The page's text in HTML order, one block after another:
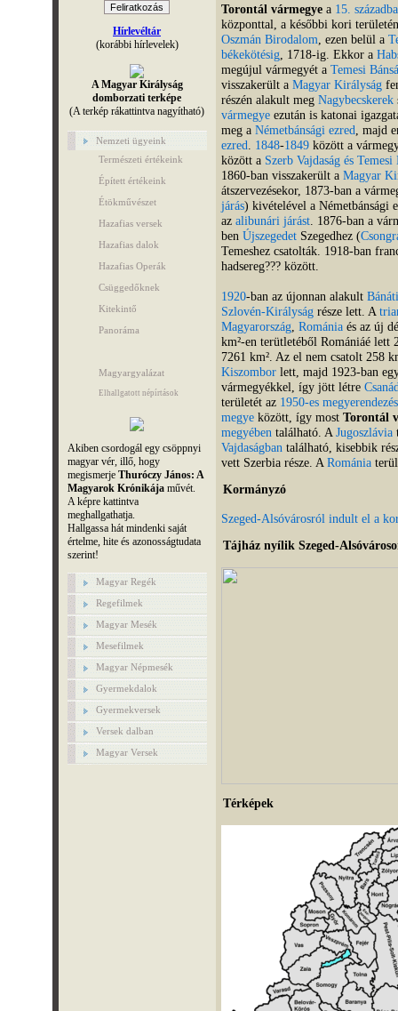
Hírlevéltár
(korábbi hírlevelek)
A Magyar Királyság
domborzati terképe
(A terkép rákattintva nagyítható)
Nemzeti ügyeink
Természeti értékeink
Épített értékeink
Étökművészet
Hazafias versek
Hazafias dalok
Hazafias Operák
Csüggedőknek
Kitekintő
Panoráma
Magyargyalázat
Elhallgatott népírtások
Akiben csordogál egy csöppnyi
magyar vér, illő, hogy
megismerje Thuróczy János: A
Magyarok Krónikájaművét.
A képre kattintva
meghallgathatja.
Hallgassa hát mindenki saját
értelme, hite és azonosságtudata
szerint!
Magyar Regék
Regefilmek
Magyar Mesék
Mesefilmek
Magyar Népmesék
Gyermekdalok
Gyermekversek
Versek dalban
Magyar Versek
Torontál vármegyea 15.
központtal, a későbbi kori
Oszmán Birodalom , ezen belül a
békekötésig, 1718-ig. Ekkor a
megújul vármegyét a Temesi
visszakerült a Magyar Királyság
részén alakult meg Nagybecskerek
vármegyeezután is katonai
meg a Németbánsági ezred , majd
ezred
1848-1849között a
között a Szerb Vajdaság és Temesi
1860-ban visszakerült a Magyar
átszervezésekor, 1873-ban a
járás) kivételével a Németbánsági
az alibunári járást. 1876-ban a
ben ÚjszegedetSzegedhez (
Temeshez csatolták. 1918-ban
hadsereg??? között.
1920-ban az újonnan alakult
Szlovén-Királyságrésze lett. A
Magyarország, Romániaés az új
km²-en terütletéből Romániáé lett
7261 km². Az el nem csatolt 258
Kiszomborlett, majd 1923-ban
vármegyékkel, így jött létre
területét az 1950-es megyerendezés
megyeközött, így most Torontál
megyében található. A Jugoszlávia
Vajdaságban található, kisebbik
vett Szerbia része. A Románia
Kormányzó
Szeged-Alsóvárosról indult el a
Tájház nyílik Szeged-
Térképek